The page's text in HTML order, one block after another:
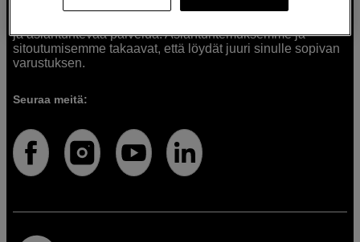
ja asiantuntevaa palvelua. Asiantuntemuksemme ja
sitoutumisemme takaavat, että löydät juuri sinulle sopivan
varustuksen.
Seuraa meitä: